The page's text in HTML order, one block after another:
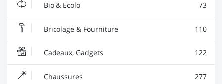
Bio & Ecolo 73
Bricolage & Fourniture 110
Cadeaux, Gadgets 122
Chaussures 277